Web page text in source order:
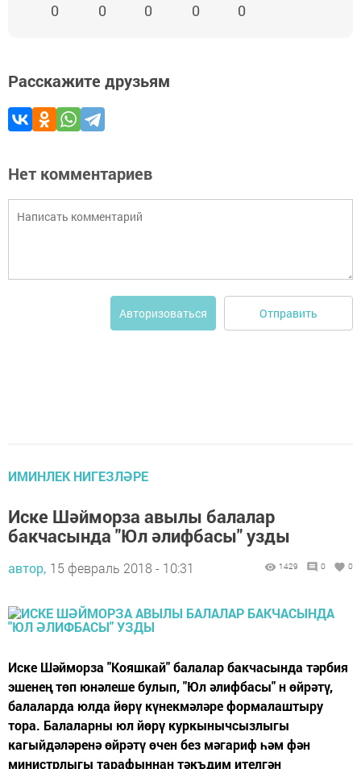
0 0 0 0 0
Расскажите друзьям
Нет комментариев
Авторизоваться Отправить
ИМИНЛЕК НИГЕЗЛӘРЕ
Иске Шәйморза авылы балалар
бакчасында "Юл әлифбасы" узды
автор, 15 февраль 2018 - 10:31 1429 0 0
Иске Шәйморза "Кояшкай" балалар бакчасында тәрбия
эшенең төп юнәлеше булып, "Юл әлифбасы" н өйрәтү,
балаларда юлда йөрү күнекмәләре формалаштыру
тора. Балаларны юл йөрү куркынычсызлыгы
кагыйдәләренә өйрәтү өчен без мәгариф һәм фән
министрлыгы тарафыннан тәкъдим ителгән